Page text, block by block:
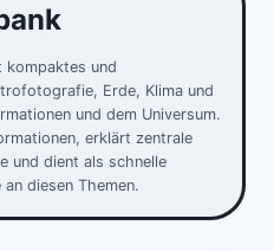
kompaktes und
Erde, Klima und
und dem Universum.
erklärt zentrale
und dient als schnelle
diesen Themen.